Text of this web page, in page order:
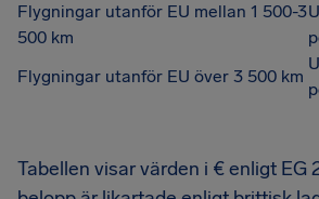
Flygningar utanför EU mellan 1 500-3
500 km
Flygningar utanför EU över 3 500 km
Tabellen visar värden i € enligt EG